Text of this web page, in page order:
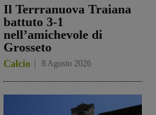
Il Terrranuova Traiana
battuto 3-1
nell’amichevole di
Grosseto
Calcio 8 Agosto 2026